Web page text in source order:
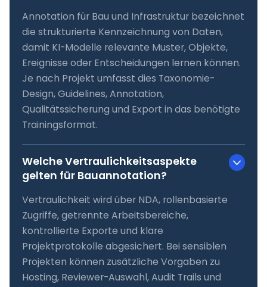
Annotation für Bau und Infrastruktur bezeichnet
die strukturierte Kennzeichnung von Daten,
damit KI-Modelle relevante Muster, Objekte,
Ereignisse oder Entscheidungen lernen können.
Je nach Projekt umfasst dies Taxonomie-
Design, Guidelines, Annotation,
Qualitätssicherung und Export in das benötigte
Trainingsformat.
Welche Vertraulichkeitsaspekte
gelten für Bauannotation?
Vertraulichkeit wird über NDA, rollenbasierte
Zugriffe, getrennte Arbeitsbereiche,
kontrollierte Exporte und klare
Projektprotokolle abgesichert. Bei sensiblen
Projekten können zusätzliche Vorgaben zu
Hosting, Reviewer-Auswahl, Audit Trails und